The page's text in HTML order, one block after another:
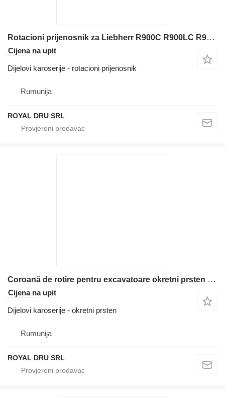
Rotacioni prijenosnik za Liebherr R900C R900LC R901 bagera
Cijena na upit
Dijelovi karoserije - rotacioni prijenosnik
Rumunija
ROYAL DRU SRL
Coroană de rotire pentru excavatoare okretni prsten za Liebherr R312 građevinske mašine
Cijena na upit
Dijelovi karoserije - okretni prsten
Rumunija
ROYAL DRU SRL